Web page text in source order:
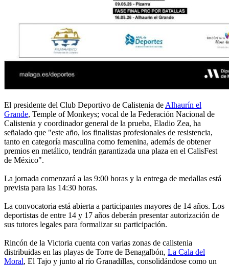
El presidente del Club Deportivo de Calistenia de Alhaurín el
Grande, Temple of Monkeys; vocal de la Federación Nacional de
Calistenia y coordinador general de la prueba, Eladio Zea, ha
señalado que "este año, los finalistas profesionales de resistencia,
tanto en categoría masculina como femenina, además de obtener
premios en metálico, tendrán garantizada una plaza en el CalisFest
de México".
La jornada comenzará a las 9:00 horas y la entrega de medallas está
prevista para las 14:30 horas.
La convocatoria está abierta a participantes mayores de 14 años. Los
deportistas de entre 14 y 17 años deberán presentar autorización de
sus tutores legales para formalizar su participación.
Rincón de la Victoria cuenta con varias zonas de calistenia
distribuidas en las playas de Torre de Benagalbón, La Cala del
Moral, El Tajo y junto al río Granadillas, consolidándose como un